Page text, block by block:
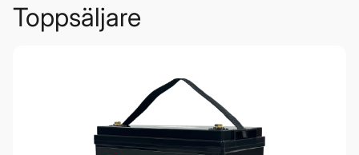
Toppsäljare